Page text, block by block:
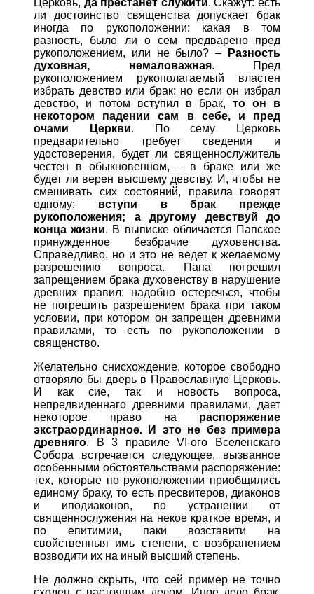
ли достоинство священства допускает брак
иногда по рукоположении: какая в том
разность, было ли о сем предварено пред
рукоположением, или не было? –
Разность
духовная, немаловажная. Пред
рукоположением рукополагаемый властен
избрать девство или брак: но если он избрал
девство, и потом вступил в брак, то он в
некотором падении сам в себе, и пред
очами Церкви. По сему Церковь
предварительно требует сведения и
удостоверения, будет ли священнослужитель
честен в обыкновенном, – в браке или же
будет ли верен высшему девству. И, чтобы не
смешивать сих состояний, правила говорят
одному: вступи в брак прежде
рукоположения; а другому девствуй до
конца жизни. В выписке обличается Папское
принужденное безбрачие духовенства.
Справедливо, но и это не ведет к желаемому
разрешению вопроса. Папа погрешил
запрещением брака духовенству в нарушение
древних правил: надобно остеречься, чтобы
не погрешить разрешением брака при таком
условии, при котором он запрещен древними
правилами, то есть по рукоположении в
священство.
Желательно снисхождение, которое свободно
отворяло бы дверь в Православную Церковь.
И как сие, так и новость вопроса,
непредвиденнаго древними правилами, дает
некоторое право на распоряжение
экстраординарное. И это не без примера
древняго. В 3 правиле VI-ого Вселенскаго
Собора встречается следующее, вызванное
особенными обстоятельствами распоряжение:
тех, которые по рукоположении приобщились
единому браку, то есть пресвитеров, диаконов
и иподиаконов, по устранении от
священнослужения на некое краткое время, и
по епитимии, паки возставити на
свойственныя имь степени, с возбранением
возводити их на иный высший степень.
Не должно скрыть, что сей пример не точно